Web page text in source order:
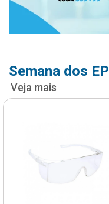
Semana dos
Veja mais